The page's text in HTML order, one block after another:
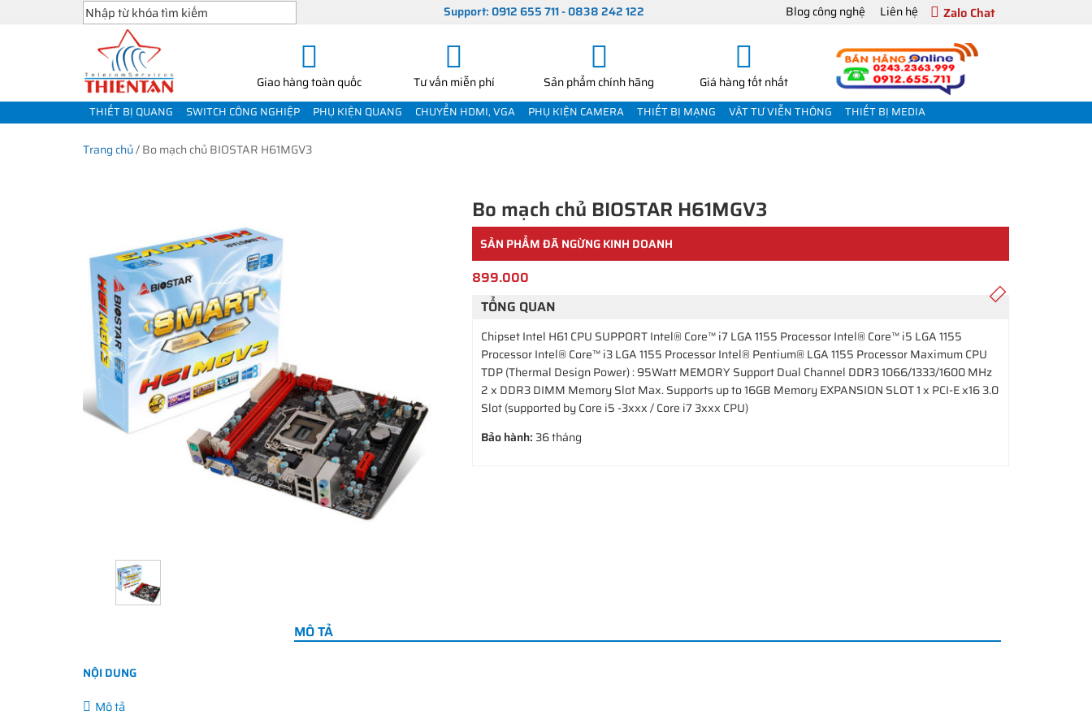
Support: 0912 655 711 - 0838 242 122 Blog công nghệ Liên hệ Zalo Chat
Giao hàng toàn quốc Tư vấn miễn phí Sản phẩm chính hãng Giá hàng tốt nhất
THIẾT BỊ QUANG SWITCH CÔNG NGHIỆP PHỤ KIỆN QUANG CHUYỂN HDMI, VGA PHỤ KIỆN CAMERA THIẾT BỊ MẠNG VẬT TƯ VIỄN THÔNG THIẾT BỊ MEDIA
Trang chủ/Bo mạch chủ BIOSTAR H61MGV3
Bo mạch chủ BIOSTAR H61MGV3
SẢN PHẨM ĐÃ NGỪNG KINH DOANH
899.000
TỔNG QUAN
Chipset Intel H61 CPU SUPPORT Intel® Core™ i7 LGA 1155 Processor Intel® Core™ i5 LGA 1155
Processor Intel® Core™ i3 LGA 1155 Processor Intel® Pentium® LGA 1155 Processor Maximum CPU
TDP (Thermal Design Power) : 95Watt MEMORY Support Dual Channel DDR3 1066/1333/1600 MHz
2 x DDR3 DIMM Memory Slot Max. Supports up to 16GB Memory EXPANSION SLOT 1 x PCI-E x16 3.0
Slot (supported by Core i5 -3xxx / Core i7 3xxx CPU)
Bảo hành:36 tháng
NỘI DUNG
Mô tả
MÔ TẢ